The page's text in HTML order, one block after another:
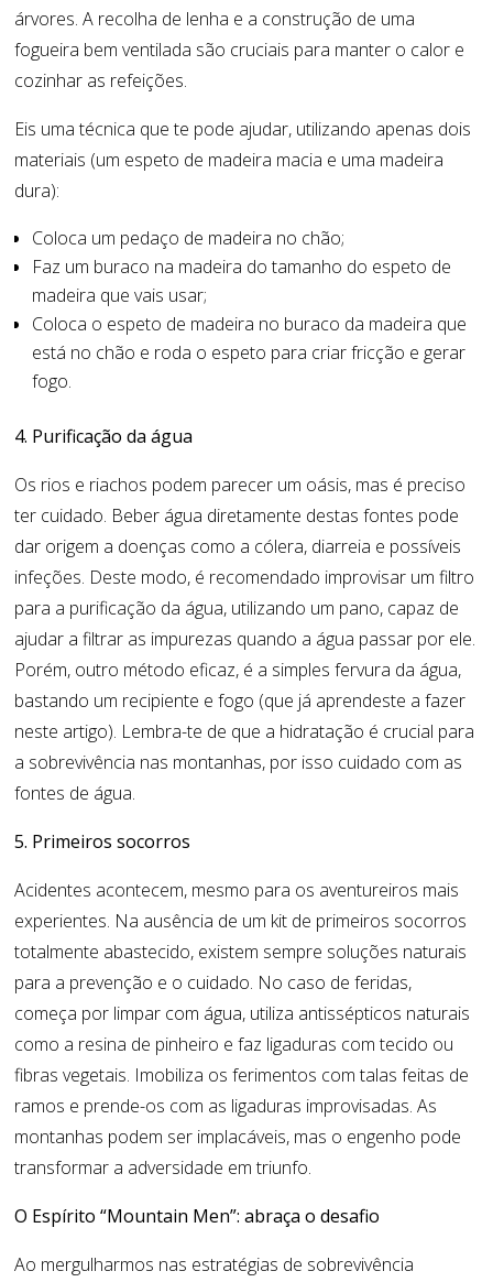
árvores. A recolha de lenha e a construção de uma
fogueira bem ventilada são cruciais para manter o calor e
cozinhar as refeições.
Eis uma técnica que te pode ajudar, utilizando apenas dois
materiais (um espeto de madeira macia e uma madeira
dura):
Coloca um pedaço de madeira no chão;
Faz um buraco na madeira do tamanho do espeto de
madeira que vais usar;
Coloca o espeto de madeira no buraco da madeira que
está no chão e roda o espeto para criar fricção e gerar
fogo.
4. Purificação da água
Os rios e riachos podem parecer um oásis, mas é preciso
ter cuidado. Beber água diretamente destas fontes pode
dar origem a doenças como a cólera, diarreia e possíveis
infeções. Deste modo, é recomendado improvisar um filtro
para a purificação da água, utilizando um pano, capaz de
ajudar a filtrar as impurezas quando a água passar por ele.
Porém, outro método eficaz, é a simples fervura da água,
bastando um recipiente e fogo (que já aprendeste a fazer
neste artigo). Lembra-te de que a hidratação é crucial para
a sobrevivência nas montanhas, por isso cuidado com as
fontes de água.
5. Primeiros socorros
Acidentes acontecem, mesmo para os aventureiros mais
experientes. Na ausência de um kit de primeiros socorros
totalmente abastecido, existem sempre soluções naturais
para a prevenção e o cuidado. No caso de feridas,
começa por limpar com água, utiliza antissépticos naturais
como a resina de pinheiro e faz ligaduras com tecido ou
fibras vegetais. Imobiliza os ferimentos com talas feitas de
ramos e prende-os com as ligaduras improvisadas. As
montanhas podem ser implacáveis, mas o engenho pode
transformar a adversidade em triunfo.
O Espírito “Mountain Men”: abraça o desafio
Ao mergulharmos nas estratégias de sobrevivência